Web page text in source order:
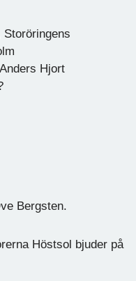
Hjort
Bergsten.
Höstsol bjuder på